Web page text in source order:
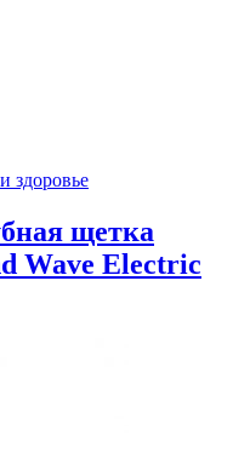
здоровье
щетка
Wave Electric